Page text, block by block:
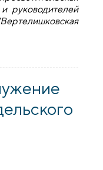
руководителей
лагеря "Дружба"